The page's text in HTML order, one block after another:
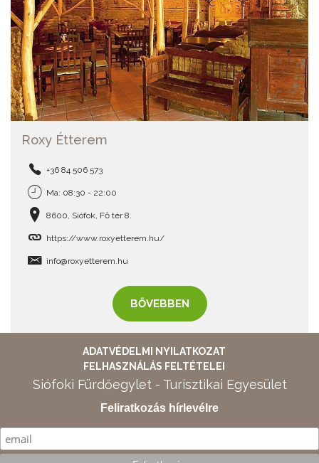
Roxy Étterem
+36 84 506 573
Ma: 08:30 - 22:00
8600, Siófok, Fő tér 8.
https://www.roxyetterem.hu/
info@roxyetterem.hu
BŐVEBBEN
ADATVÉDELMI NYILATKOZAT
FELHASZNÁLÁS FELTÉTELEI
Siófoki Fürdőegylet - Turisztikai Egyesület
Feliratkozás hírlevélre